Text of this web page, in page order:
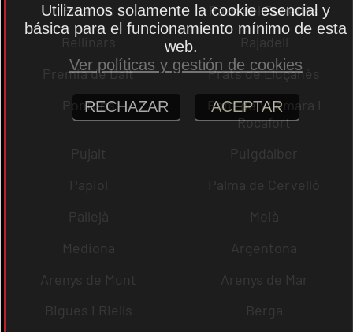
Palafolls
Pacs del Penedès
Rellinars
Rajadell
Premià de Dalt
Prats de Lluçanès
Pontons
Pont de Vilomara i
Rocafort
Pujalt
Puigdàlber
Papiol
Palma de Cervelló
Pallejà
Moià
Mediona
Argentona
Arenys de Munt
Arenys de Mar
Bigues i Riells
Berga
Utilizamos solamente la cookie esencial y
básica para el funcionamiento mínimo de esta
web.
Ver políticas y gestión de cookies
RECHAZAR ACEPTAR